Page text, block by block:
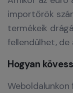
importőrök
termékeik
fellendülhet,
Hogyan